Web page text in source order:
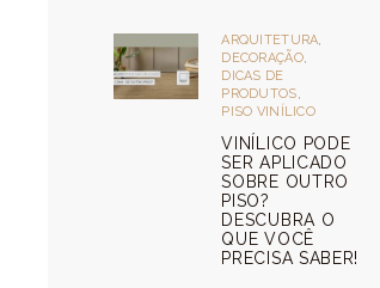
ARQUITETURA,
DECORAÇÃO,
DICAS DE
PRODUTOS,
PISO VINÍLICO
VINÍLICO PODE
SER APLICADO
SOBRE OUTRO
PISO?
DESCUBRA O
QUE VOCÊ
PRECISA SABER!